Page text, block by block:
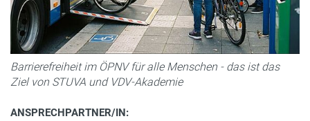
Barrierefreiheit im ÖPNV für alle Menschen - das ist das
Ziel von STUVA und VDV-Akademie
ANSPRECHPARTNER/IN: